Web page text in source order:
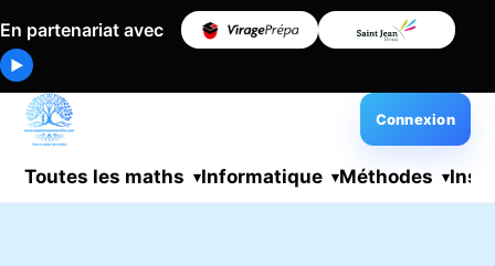
En partenariat avec
▶
Toutes les maths Informatique Méthodes
Connexion